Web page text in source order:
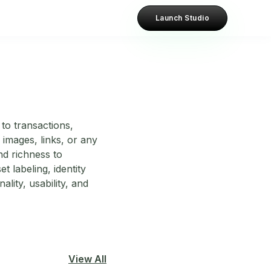
Launch Studio
transactions,
links, or any
richness to
labeling, identity
usability, and
View All